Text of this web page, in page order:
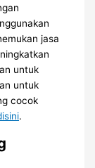
jasa
untuk
untuk
cocok
.